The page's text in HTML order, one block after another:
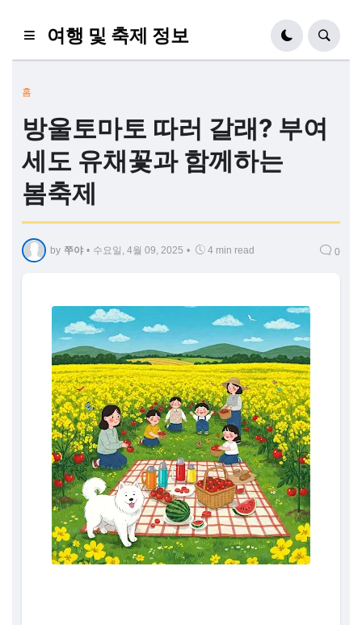
여행 및 축제 정보
홈
방울토마토 따러 갈래? 부여
세도 유채꽃과 함께하는
봄축제
by 쭈야 • 수요일, 4월 09, 2025 • 4 min read 0